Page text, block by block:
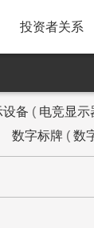
投资者关系
设备 ( 电竞显示
数字标牌 (数